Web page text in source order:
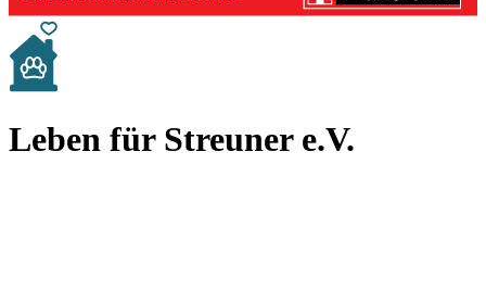
Leben für Streuner e.V.